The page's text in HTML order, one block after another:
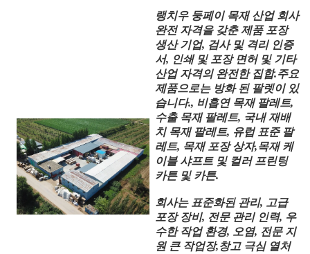
랭치우 둥페이 목재 산업 회사
완전 자격을 갖춘 제품 포장
생산 기업, 검사 및 격리 인증
서, 인쇄 및 포장 면허 및 기타
산업 자격의 완전한 집합.주요
제품으로는 방화 된 팔렛이 있
습니다., 비흡연 목재 팔레트,
수출 목재 팔레트, 국내 재배
치 목재 팔레트, 유럽 표준 팔
레트, 목재 포장 상자,목재 케
이블 샤프트 및 컬러 프린팅
카튼 및 카튼.
회사는 표준화된 관리, 고급
포장 장비, 전문 관리 인력, 우
수한 작업 환경, 오염, 전문 지
원 큰 작업장,창고 극심 열처